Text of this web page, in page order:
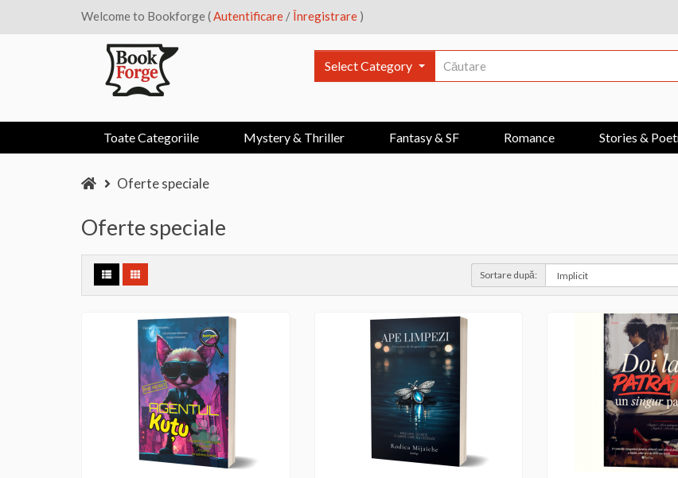
Welcome to Bookforge (Autentificare /Înregistrare )
Select Category
Toate Categoriile Mystery & Thriller Fantasy & SF Romance Stories &
Oferte speciale
Oferte speciale
Sortare după: